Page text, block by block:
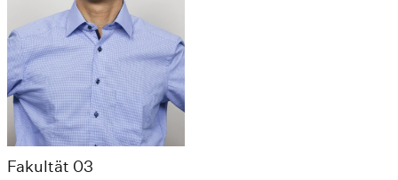
Fakultät 03